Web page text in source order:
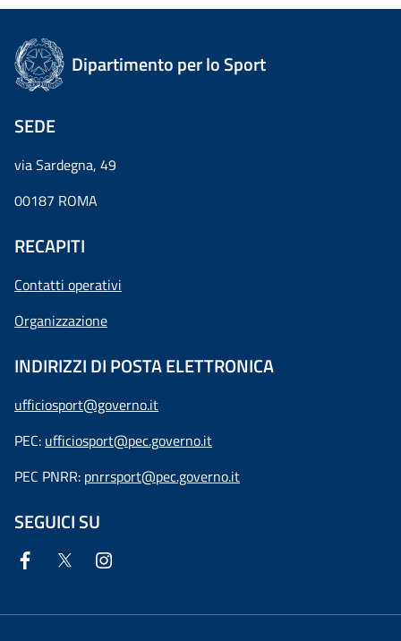
Dipartimento per lo Sport
SEDE
via Sardegna, 49
00187 ROMA
RECAPITI
Contatti operativi
Organizzazione
INDIRIZZI DI POSTA ELETTRONICA
ufficiosport@governo.it
PEC: ufficiosport@pec.governo.it
PEC PNRR: pnrrsport@pec.governo.it
SEGUICI SU